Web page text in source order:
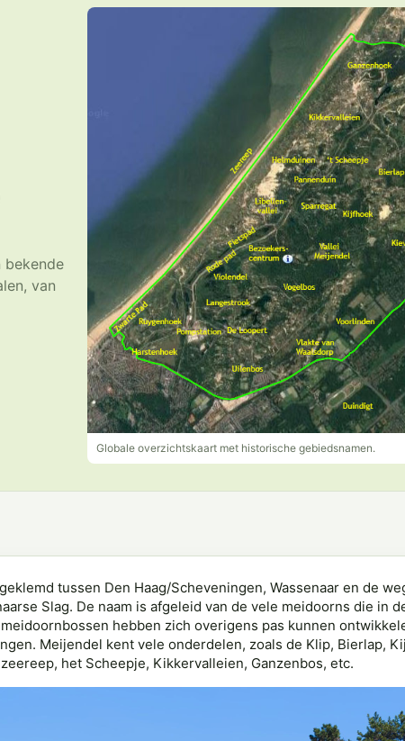
bekende
van
Globale overzichtskaart met historische gebiedsnamen.
tussen Den Haag/Scheveningen, Wassenaar en de
Slag. De naam is afgeleid van de vele meidoorns die in
hebben zich overigens pas kunnen
Meijendel kent vele onderdelen, zoals de Klip, Bierlap,
het Scheepje, Kikkervalleien, Ganzenbos, etc.